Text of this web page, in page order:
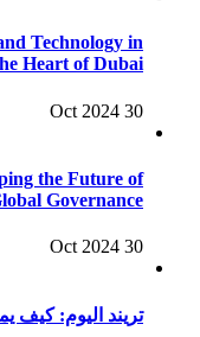
Technology in
Heart of Dubai"
30 Oct 2024
the Future of
Governance
30 Oct 2024
تريند اليوم: كيف